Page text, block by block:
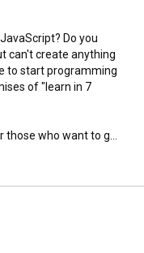
Do you
can't create anything
to start programming
of "learn in 7
those who want to go
important than any